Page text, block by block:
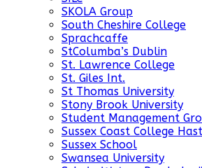
SKOLA Group
South Cheshire College
Sprachcaffe
StColumba’s Dublin
St. Lawrence College
St. Giles Int.
St Thomas University
Stony Brook University
Student Management
Sussex Coast College
Sussex School
Swansea University